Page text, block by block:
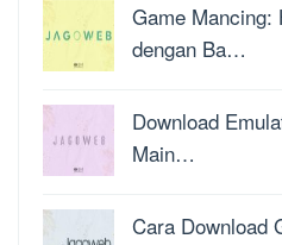
Game Mancing:
dengan Ba…
Download
Main…
Cara Download